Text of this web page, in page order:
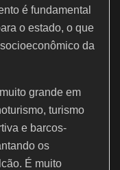
é fundamental
o estado, o que
da
grande em
turismo
e barcos-
os
É muito